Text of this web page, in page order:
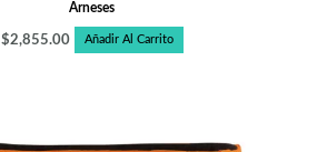
Arneses
$2,855.00 Añadir Al Carrito